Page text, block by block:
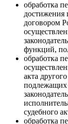
обработка
достижения
договором
функций,
обработка
акта
подлежащих
судебного
обработка